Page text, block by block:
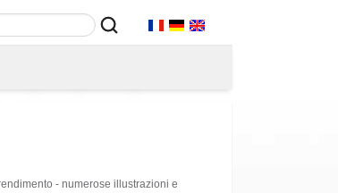
- numerose illustrazioni e